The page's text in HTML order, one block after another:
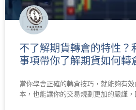
不了解期貨轉倉的特性？
事項帶你了解期貨如何轉
當你學會正確的轉倉技巧，就能夠有
本，也能讓你的交易規劃更加的嚴謹